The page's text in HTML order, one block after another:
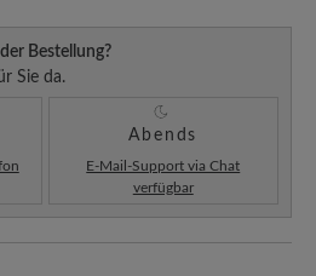
Bestellung?
Sie da.
Abends
E-Mail-Support via Chat
verfügbar